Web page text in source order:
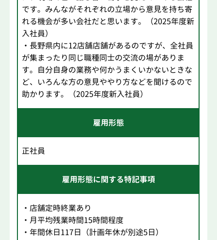
です。みんながそれぞれの立場から意見を持ち寄
れる機会が多い会社だと思います。（2025年度新
入社員）
・長野県内に12店舗店舗があるのですが、全社員
が集まったり同じ職種同士の交流の場がありま
す。自分自身の業務や何かうまくいかないときな
ど、いろんな方の意見ややり方などを聞けるので
助かります。（2025年度新入社員）
雇用形態
正社員
雇用形態に関する特記事項
・店舗定時終業あり
・月平均残業時間15時間程度
・年間休日117日（計画年休が別途5日）